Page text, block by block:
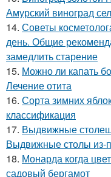
Амурский виноград
14. Советы
день. Общие
замедлить старение
15. Можно ли капать
Лечение отита
16. Сорта зимних
классификация
17. Выдвижные
Выдвижные столы из-
18. Монарда когда
садовый бергамот